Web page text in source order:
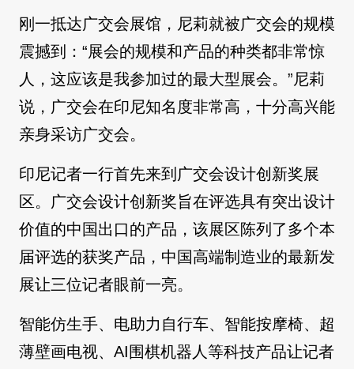
刚一抵达广交会展馆，尼莉就被广交会的规模
震撼到：“展会的规模和产品的种类都非常惊
人，这应该是我参加过的最大型展会。”尼莉
说，广交会在印尼知名度非常高，十分高兴能
亲身采访广交会。
印尼记者一行首先来到广交会设计创新奖展
区。广交会设计创新奖旨在评选具有突出设计
价值的中国出口的产品，该展区陈列了多个本
届评选的获奖产品，中国高端制造业的最新发
展让三位记者眼前一亮。
智能仿生手、电助力自行车、智能按摩椅、超
薄壁画电视、AI围棋机器人等科技产品让记者